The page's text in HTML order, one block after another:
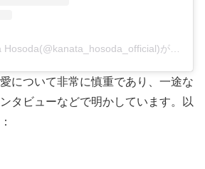
について非常に慎重であり、一途な
タビューなどで明かしています。以